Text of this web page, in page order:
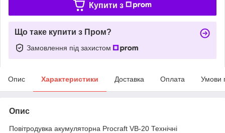
Купити з
Що таке купити з Пром?
Замовлення під захистом
Опис Характеристики Доставка Оплата Умови
Опис
Повітродувка акумуляторна Procraft VB-20 Технічні